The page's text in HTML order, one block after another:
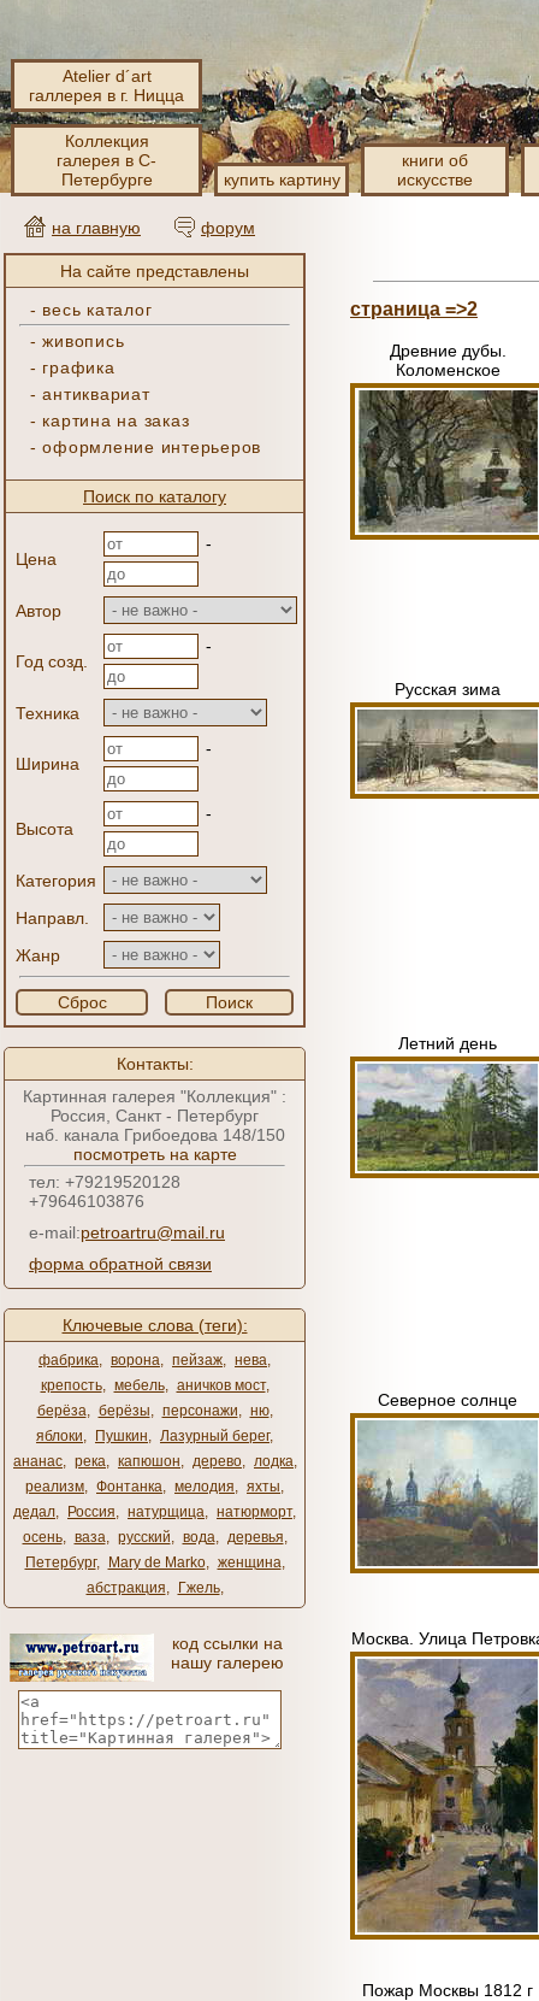
Atelier d´art
галлерея в г. Ницца
Коллекция
галерея в С-
Петербурге
купить картину
книги об
искусстве
на главную форум
На сайте представлены
- весь каталог
-живопись
- графика
-антиквариат
- картина на заказ
-оформление интерьеров
Поиск по каталогу
Цена
-
Автор
Год созд.
-
Техника
Ширина
-
Высота
-
Категория
Направл.
Жанр
Сброс Поиск
Контакты:
Картинная галерея "Коллекция" :
Россия, Санкт - Петербург
наб. канала Грибоедова 148/150
посмотреть на карте
тел: +79219520128
+79646103876
e-mail:petroartru@mail.ru
форма обратной связи
Ключевые слова (теги):
фабрика, ворона, пейзаж, нева,
крепость, мебель, аничков мост,
берёза, берёзы, персонажи, ню,
яблоки, Пушкин, Лазурный берег,
ананас, река, капюшон, дерево, лодка,
реализм, Фонтанка, мелодия, яхты,
дедал, Россия, натурщица, натюрморт,
осень, ваза, русский, вода, деревья,
Петербург, Mary de Marko, женщина,
абстракция, Гжель,
код ссылки на
нашу галерею
страница =>2
Древние дубы.
Коломенское
Русская зима
Летний день
Северное солнце
Москва. Улица
Пожар Москвы 1812 г